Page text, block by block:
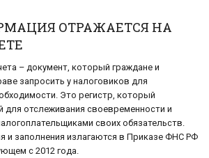
ОТРАЖАЕТСЯ НА
– документ, который граждане и
запросить у налоговиков для
Это регистр, который
для отслеживания своевременности и
своих обязательств.
и заполнения излагаются в Приказе ФНС РФ
с 2012 года.